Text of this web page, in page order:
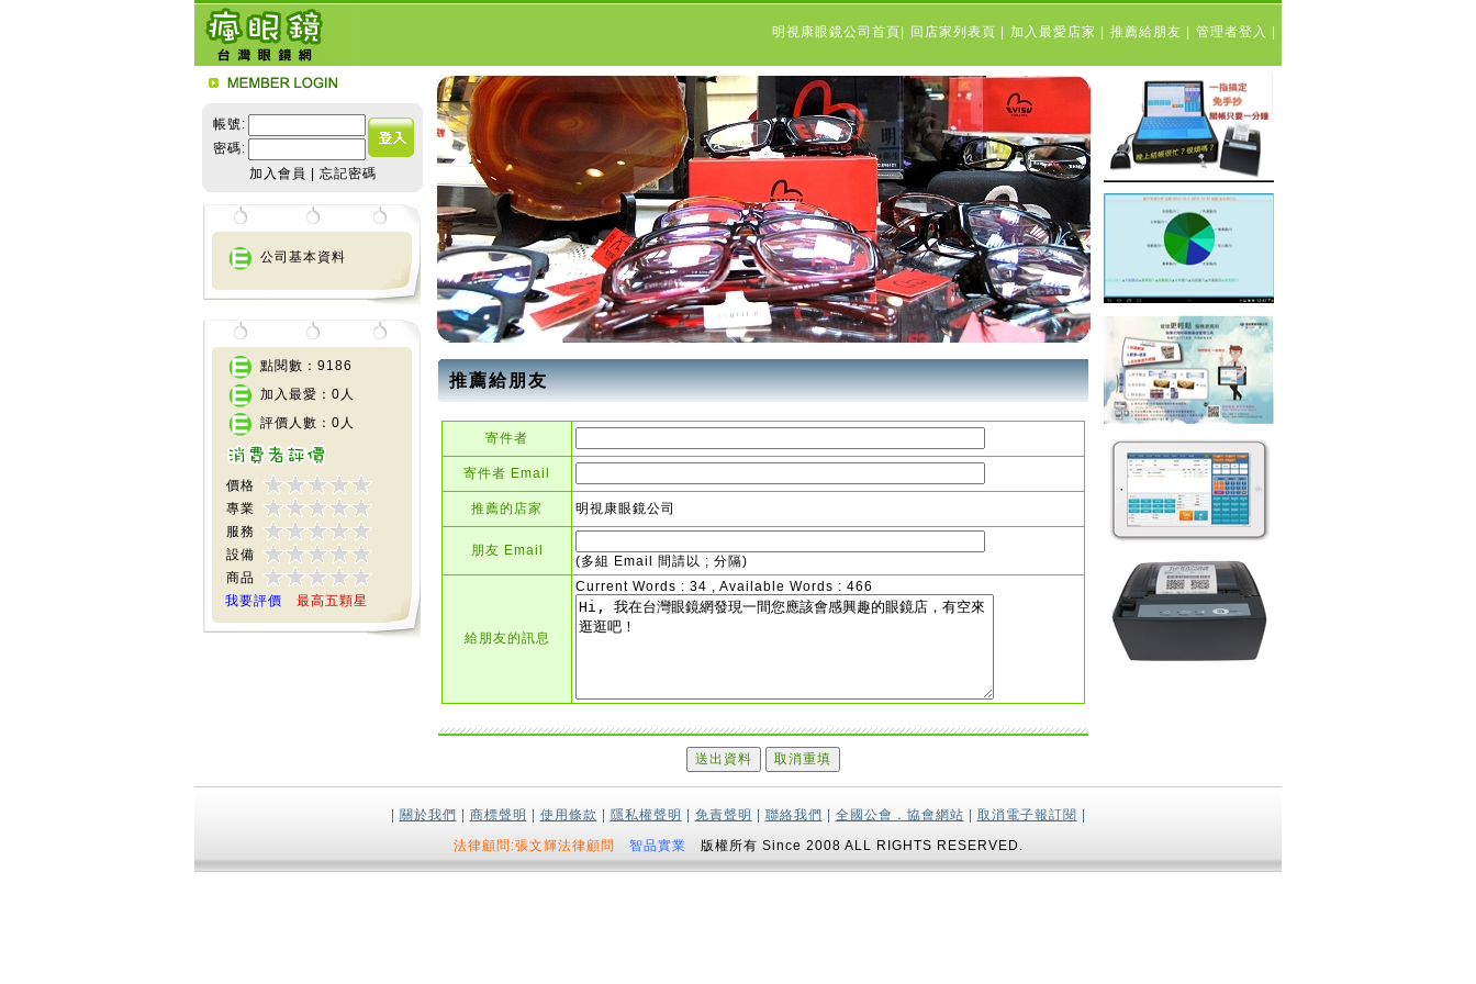
明視康眼鏡公司首頁 回店家列表頁 加入最愛店家 推薦給朋友 管理者登入
帳號:
密碼:
加入會員
忘記密碼
公司基本資料
點閱數：9186
加入最愛：0人
評價人數：0人
價格
專業
服務
設備
商品
我要評價
最高五顆星
推薦給朋友
寄件者
寄件者 Email
推薦的店家 明視康眼鏡公司
朋友 Email
(多組 Email 間請以 ; 分隔)
給朋友的訊息
Current Words : 34 , Available Words : 466
關於我們 商標聲明 使用條款 隱私權聲明 免責聲明 聯絡我們 全國公會．協會網站 取消電子報訂閱
法律顧問:張文輝法律顧問
智品實業 版權所有 Since 2008 ALL RIGHTS RESERVED.